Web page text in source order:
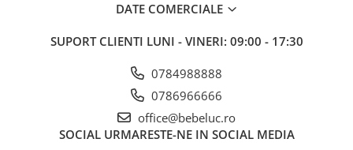
Cadou copii 10 ani
Penar baieti
DATE COMERCIALE
SUPORT CLIENTI LUNI - VINERI: 09:00 - 17:30
0784988888
0786966666
office@bebeluc.ro
SOCIAL URMARESTE-NE IN SOCIAL MEDIA